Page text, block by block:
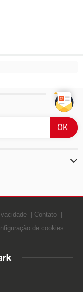
Contato
de cookies